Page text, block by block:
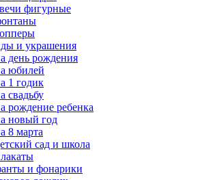
фигурные
и украшения
день рождения
юбилей
1 годик
свадьбу
рождение ребенка
новый год
8 марта
сад и школа
и фонарики